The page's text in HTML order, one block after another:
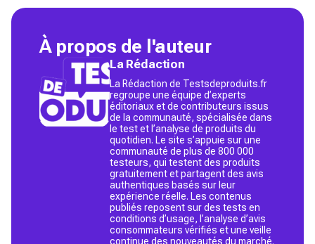
À propos de l'auteur
La Rédaction
La Rédaction de Testsdeproduits.fr
regroupe une équipe d’experts
éditoriaux et de contributeurs issus
de la communauté, spécialisée dans
le test et l’analyse de produits du
quotidien. Le site s’appuie sur une
communauté de plus de 800 000
testeurs, qui testent des produits
gratuitement et partagent des avis
authentiques basés sur leur
expérience réelle. Les contenus
publiés reposent sur des tests en
conditions d’usage, l’analyse d’avis
consommateurs vérifiés et une veille
continue des nouveautés du marché.